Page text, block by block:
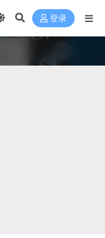
登录